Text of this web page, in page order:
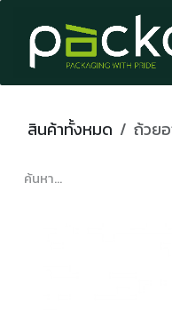
Skip to Content
สินค้าทั้งหมด ถ้วย